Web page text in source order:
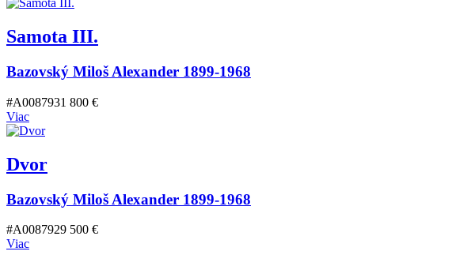
Samota III.
Bazovský Miloš Alexander 1899-1968
#A0087931 800 €
Viac
Dvor
Bazovský Miloš Alexander 1899-1968
#A0087929 500 €
Viac